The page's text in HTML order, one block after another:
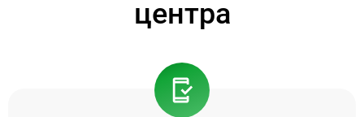
центра